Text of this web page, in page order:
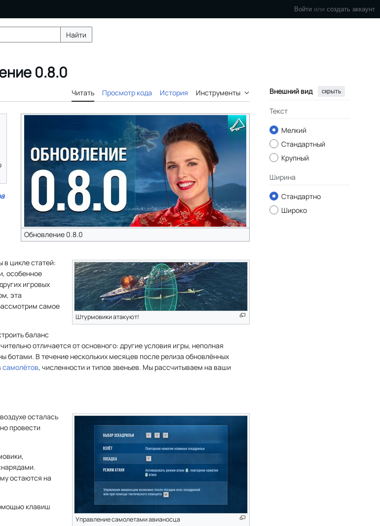
Войти или создать аккаунт
Найти
0.8.0
Читать Просмотр кода История Инструменты Внешний вид скрыть
Текст
Мелкий
Стандартный
Крупный
Ширина
Стандартно
Широко
Обновление 0.8.0
Штурмовики атакуют!
в цикле статей:
особенное
игровых
эта
самое
баланс
отличается от основного: другие условия игры, неполная
ботами. В течение нескольких месяцев после релиза обновлённых
самолётов, численности и типов звеньев. Мы рассчитываем на ваши
Управление самолетами авианосца
осталась
провести
остаются на
клавиш